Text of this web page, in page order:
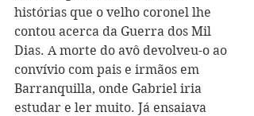
histórias que o velho coronel lhe
contou acerca da Guerra dos Mil
Dias. A morte do avô devolveu-o ao
convívio com pais e irmãos em
Barranquilla, onde Gabriel iria
estudar e ler muito. Já ensaiava